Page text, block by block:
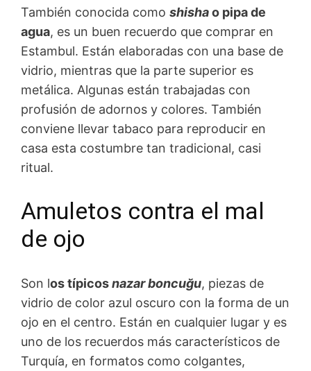
También conocida como shishao pipa de
agua, es un buen recuerdo que comprar en
Estambul. Están elaboradas con una base de
vidrio, mientras que la parte superior es
metálica. Algunas están trabajadas con
profusión de adornos y colores. También
conviene llevar tabaco para reproducir en
casa esta costumbre tan tradicional, casi
ritual.
Amuletos contra el mal
de ojo
Son los típicosnazar boncuğu, piezas de
vidrio de color azul oscuro con la forma de un
ojo en el centro. Están en cualquier lugar y es
uno de los recuerdos más característicos de
Turquía, en formatos como colgantes,